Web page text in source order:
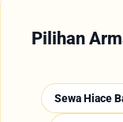
Anda
sampai
pas baik
Pilihan
Sewa Hiace